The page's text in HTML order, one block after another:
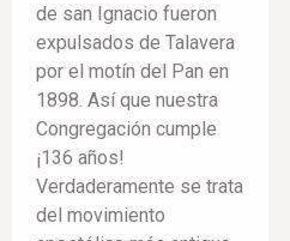
de san Ignacio fueron
expulsados de Talavera
por el motín del Pan en
1898. Así que nuestra
Congregación cumple
¡136 años!
Verdaderamente se trata
del movimiento